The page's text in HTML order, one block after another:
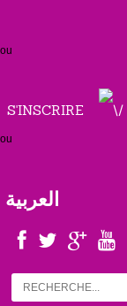
ou
S'INSCRIRE
ou
العربية